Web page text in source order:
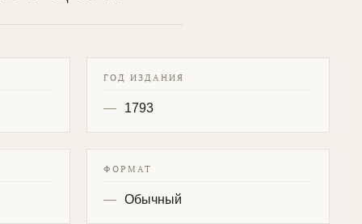
ГОД ИЗДАНИЯ
1793
ФОРМАТ
Обычный